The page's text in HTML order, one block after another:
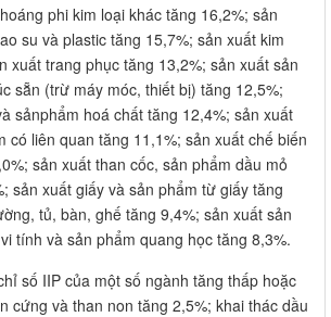
phi kim loại khác tăng 16,2%; sản
su và plastic tăng 15,7%; sản xuất kim
xuất trang phục tăng 13,2%; sản xuất sản
sẵn (trừ máy móc, thiết bị) tăng 12,5%;
sảnphẩm hoá chất tăng 12,4%; sản xuất
có liên quan tăng 11,1%; sản xuất chế biến
sản xuất than cốc, sản phẩm dầu mỏ
sản xuất giấy và sản phẩm từ giấy tăng
tủ, bàn, ghế tăng 9,4%; sản xuất sản
tính và sản phẩm quang học tăng 8,3%.
số IIP của một số ngành tăng thấp hoặc
cứng và than non tăng 2,5%; khai thác dầu